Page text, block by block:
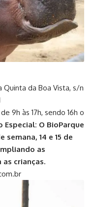
Quinta da Boa Vista, s/n
9h às 17h, sendo 16h o
Especial: O BioParque
14 e 15 de
as
crianças.